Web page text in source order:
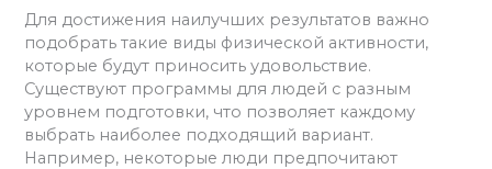
Для достижения наилучших результатов важно
подобрать такие виды физической активности,
которые будут приносить удовольствие.
Существуют программы для людей с разным
уровнем подготовки, что позволяет каждому
выбрать наиболее подходящий вариант.
Например, некоторые люди предпочитают